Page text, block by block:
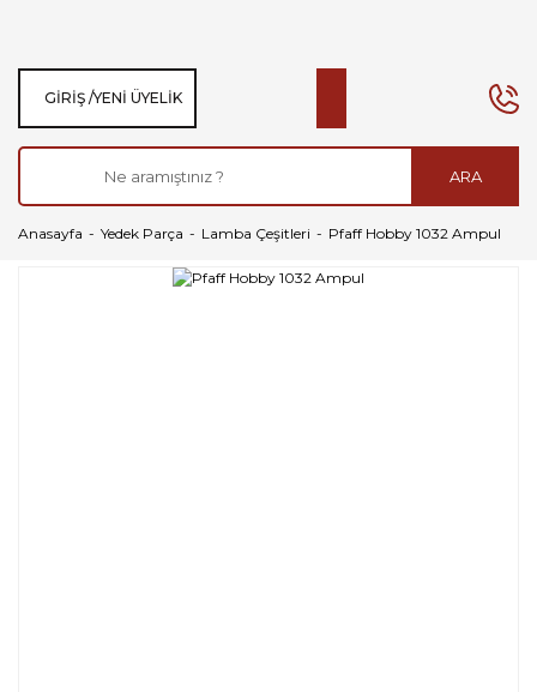
ARA
GIRIŞ /YENI ÜYELIK
Anasayfa Yedek Parça Lamba Çeşitleri Pfaff Hobby 1032 Ampul